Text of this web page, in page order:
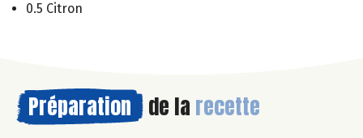
0.5 Citron
Préparation de la recette